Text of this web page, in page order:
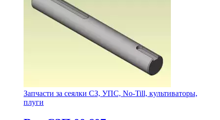
Запчасти за сеялки СЗ, УПС, No-Till, культиваторы,
плуги